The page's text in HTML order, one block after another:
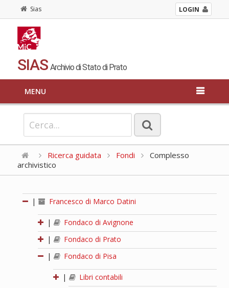
Sias LOGIN
SIAS Archivio di Stato di Prato
MENU
Ricerca guidata Fondi
Complesso
archivistico
| Francesco di Marco Datini
|
Fondaco di Avignone
|
Fondaco di Prato
|
Fondaco di Pisa
|
Libri contabili